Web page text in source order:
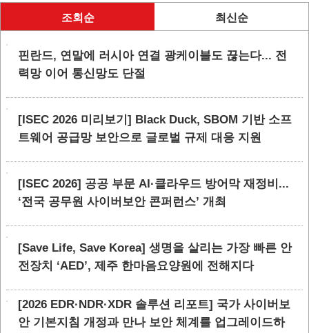
조회순 최신순
핀란드, 연말에 러시아 연결 광케이블도 끊는다... 전
력망 이어 통신망도 단절
[ISEC 2026 미리보기] Black Duck, SBOM 기반 소프
트웨어 공급망 보안으로 글로벌 규제 대응 지원
[ISEC 2026] 공공 부문 AI·클라우드 방어막 재정비...
‘전국 공무원 사이버보안 콘퍼런스’ 개최
[Save Life, Save Korea] 생명을 살리는 가장 빠른 안
전장치 ‘AED’, 제주 한마음요양원에 전해지다
[2026 EDR·NDR·XDR 솔루션 리포트] 국가 사이버보
안 기본지침 개정과 만나 보안 체계를 업그레이드하